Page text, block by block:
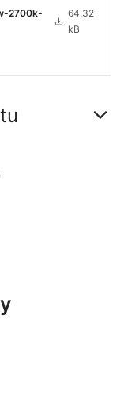
2700k-
64.32
kB